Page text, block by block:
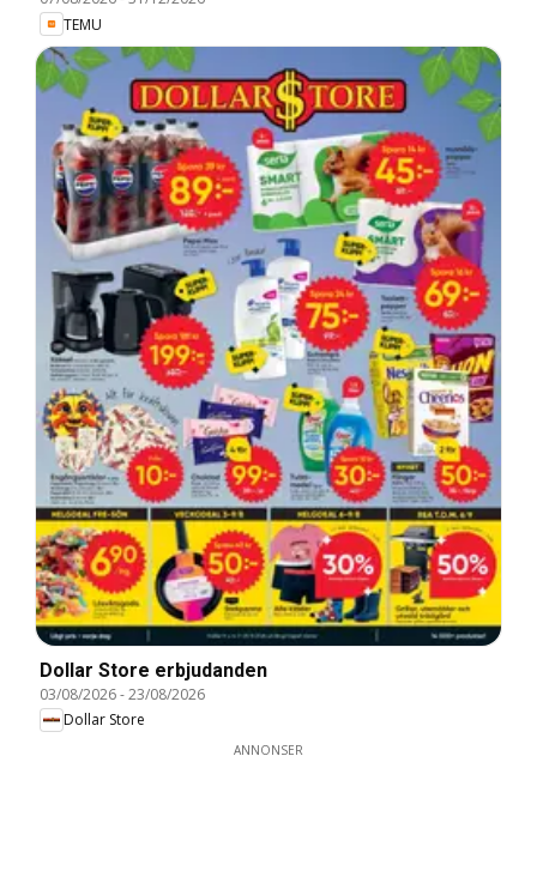
TEMU
Dollar Store erbjudanden
03/08/2026-23/08/2026
Dollar Store
ANNONSER